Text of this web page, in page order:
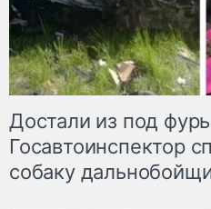
Достали из под
Госавтоинспектор
собаку